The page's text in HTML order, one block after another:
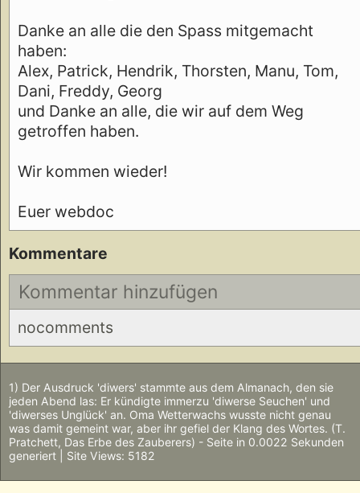
Danke an alle die den Spass mitgemacht
haben:
Alex, Patrick, Hendrik, Thorsten, Manu, Tom,
Dani, Freddy, Georg
und Danke an alle, die wir auf dem Weg
getroffen haben.
Wir kommen wieder!
Euer webdoc
Kommentare
Kommentar hinzufügen
nocomments
1) Der Ausdruck 'diwers' stammte aus dem Almanach, den sie
jeden Abend las: Er kündigte immerzu 'diwerse Seuchen' und
'diwerses Unglück' an. Oma Wetterwachs wusste nicht genau
was damit gemeint war, aber ihr gefiel der Klang des Wortes. (T.
Pratchett, Das Erbe des Zauberers) - Seite in 0.0022 Sekunden
generiert | Site Views: 5182